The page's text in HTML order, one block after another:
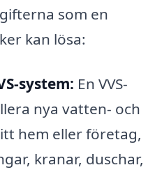
som en
kan lösa:
system: En VVS-
nya vatten- och
hem eller företag,
kranar, duschar,